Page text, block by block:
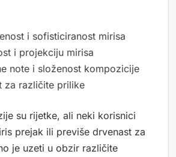
i sofisticiranost mirisa
i projekciju mirisa
note i složenost kompozicije
za različite prilike
su rijetke, ali neki korisnici
prejak ili previše drvenast za
je uzeti u obzir različite